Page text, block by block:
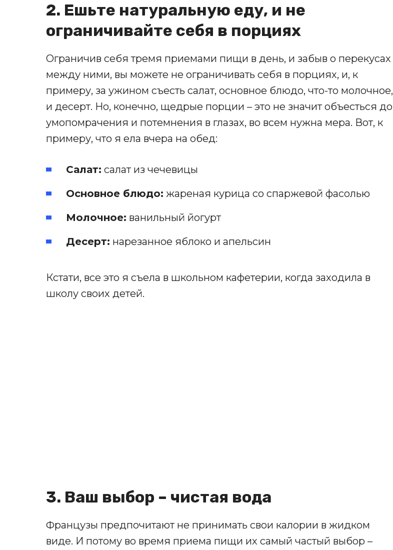
2. Ешьте натуральную еду, и не
ограничивайте себя в порциях
Ограничив себя тремя приемами пищи в день, и забыв о перекусах
между ними, вы можете не ограничивать себя в порциях, и, к
примеру, за ужином съесть салат, основное блюдо, что-то молочное,
и десерт. Но, конечно, щедрые порции – это не значит объесться до
умопомрачения и потемнения в глазах, во всем нужна мера. Вот, к
примеру, что я ела вчера на обед:
Салат: салат из чечевицы
Основное блюдо: жареная курица со спаржевой фасолью
Молочное: ванильный йогурт
Десерт: нарезанное яблоко и апельсин
Кстати, все это я съела в школьном кафетерии, когда заходила в
школу своих детей.
3. Ваш выбор – чистая вода
Французы предпочитают не принимать свои калории в жидком
виде. И потому во время приема пищи их самый частый выбор –